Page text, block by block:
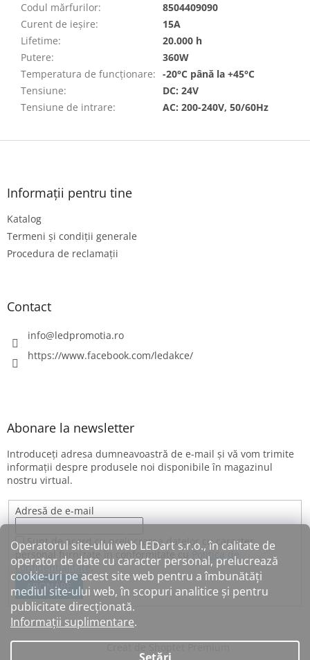
Operatorul site-ului web LEDart s.r.o., în calitate de
operator de date cu caracter personal, prelucrează
cookie-uri pe acest site web pentru a îmbunătăți
mediul site-ului web, în scopuri analitice și pentru
publicitate direcționată.
Informații suplimentare.
Codul mărfurilor:
8504409090
Curent de ieșire:
15A
Lifetime:
20.000 h
Putere:
360W
Temperatura de funcționare: -20°C până la +45°C
Tensiune:
DC: 24V
Tensiune de intrare: AC: 200-240V, 50/60Hz
S
Informații pentru tine
Katalog
Termeni și condiții generale
Procedura de reclamații
Contact
info@ledpromotia.ro
https://www.facebook.com/ledakce/
Abonare la newsletter
Introduceţi adresa dumneavoastră de e-mail şi vă vom trimite
informaţii despre produsele noi disponibile în magazinul
nostru virtual.
Adresă de e-mail
Sunt de acord cu prelucrarea datelor cu caracter
personal furnizate în conformitate cu Politica de
confidențialitate.
ABONARE